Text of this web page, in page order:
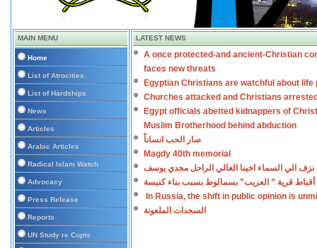
MAIN MENU
Home
List of Atrocities
List of Hardships
News
Articles
Arabic Articles
Radical Islam Watch
Advocacy
Press Release
Reports
UN Study re Copts
LATEST NEWS
A once protected-and ancient-Christian
faces new threats
Egyptian Christians are watchful about life
Churches attacked and Christians
Egypt officials abetted kidnappers of
Muslim Brotherhood behind abduction
صار الحب انساناً
Magdy 40th memorial
نزف الي السماء اخينا الغالي الراحل مجدي يوسف
أقباط قرية ” العزيب” بسمالوط بسبب بناء كنيسة
In Russia, the shift in public opinion is
السجدات الملعونة